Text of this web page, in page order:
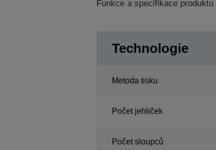
Funkce a specifikace
Technologie
Metoda tisku
Počet jehliček
Počet sloupců